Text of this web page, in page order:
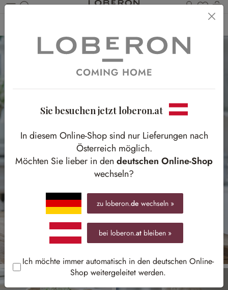
Du
Sie besuchen jetzt loberon.at
In diesem Online-Shop sind nur Lieferungen nach
Österreich möglich.
Möchten Sie lieber in den deutschen Online-Shop
wechseln?
zu loberon.de wechseln »
bei loberon.at bleiben »
Ich möchte immer automatisch in den deutschen Online-
Shop weitergeleitet werden.